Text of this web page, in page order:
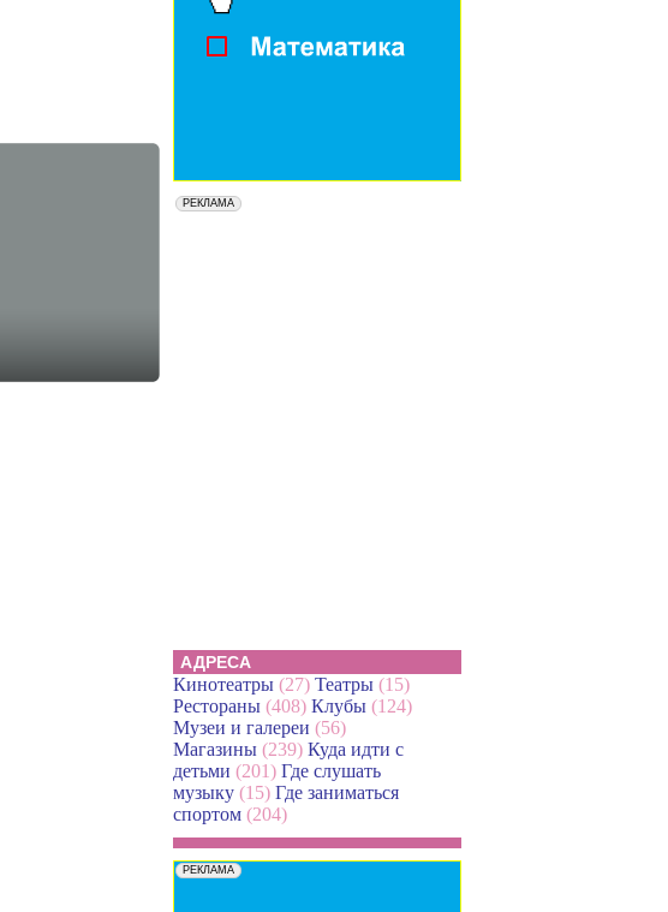
АДРЕСА
Кинотеатры(27) Театры(15)
Рестораны(408) Клубы(124)
Музеи и галереи (56)
Магазины(239) Куда идти с
детьми (201) Где слушать
музыку(15) Где заниматься
спортом(204)